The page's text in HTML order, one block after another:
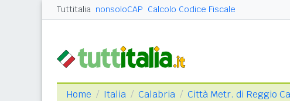
Tuttitalia nonsoloCAP Calcolo Codice Fiscale
Home Italia Calabria Città Metr. di Reggio